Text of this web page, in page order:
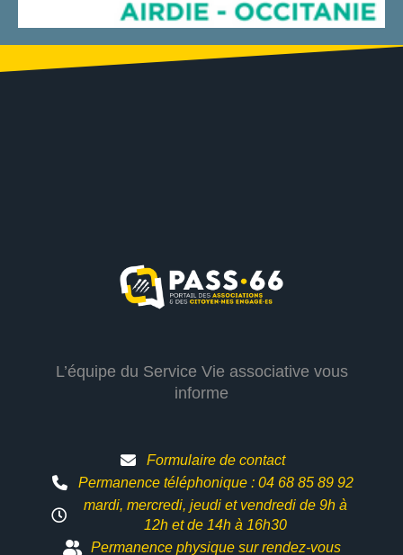
L’équipe du Service Vie associative vous
informe
Formulaire de contact
Permanence téléphonique : 04 68 85 89 92
mardi, mercredi, jeudi et vendredi de 9h à
12h etde 14h à 16h30
Permanence physique sur rendez-vous